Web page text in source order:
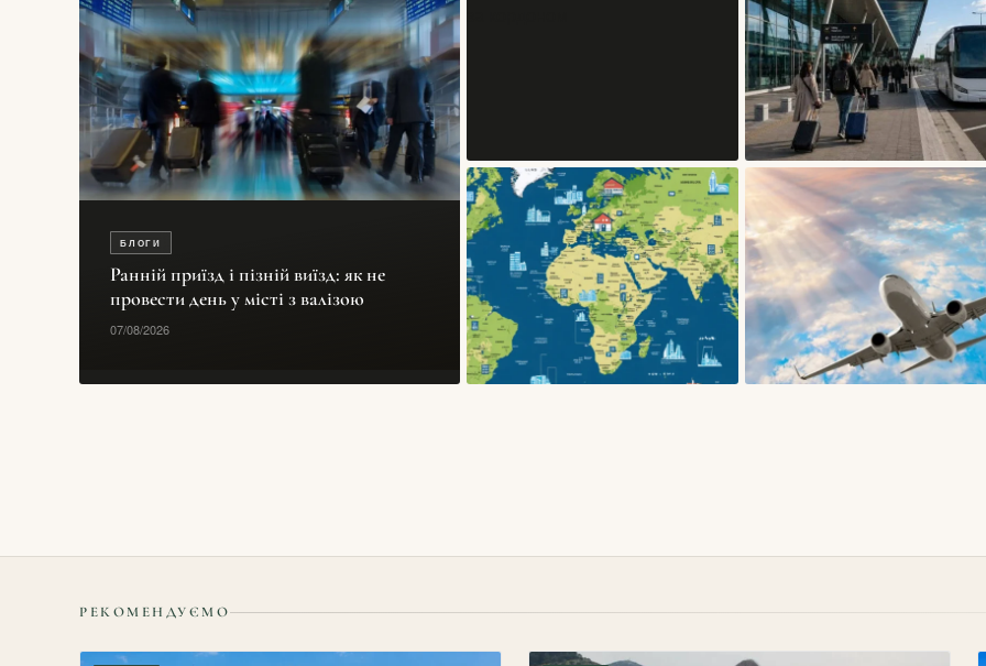
БЛОГИ
Ранній приїзд і пізній виїзд: як не
провести день у місті з валізою
07/08/2026
БЛОГИ
eSIM, роумінг чи місцева SIM-
картка: як залишатися на зв’язку
за кордоном
06/08/2026
БЛОГИ
Як вибрати зручну пересадку в
аеропорту: час, термінали, багаж
запасний план
05/08/2026
РЕКОМЕНДУЄМО